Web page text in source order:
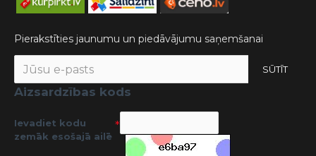
Pierakstīties jaunumu un piedāvājumu saņemšanai
SŪTĪT
Aizsardzības kods
Ievadiet kodu
zemāk esošajā ailē